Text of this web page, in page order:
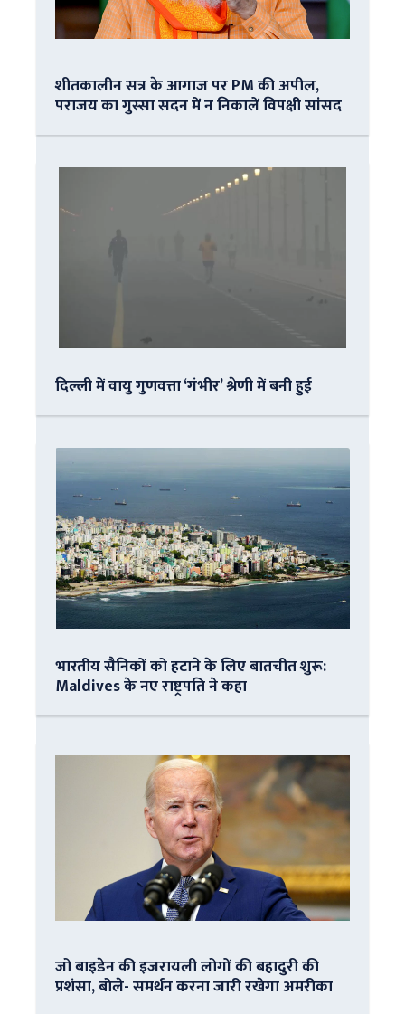
शीतकालीन सत्र के आगाज पर PM की अपील,
पराजय का गुस्सा सदन में न निकालें विपक्षी सांसद
दिल्ली में वायु गुणवत्ता ‘गंभीर’ श्रेणी में बनी हुई
भारतीय सैनिकों को हटाने के लिए बातचीत शुरू:
Maldives के नए राष्ट्रपति ने कहा
जो बाइडेन की इजरायली लोगों की बहादुरी की
प्रशंसा, बोले- समर्थन करना जारी रखेगा अमरीका